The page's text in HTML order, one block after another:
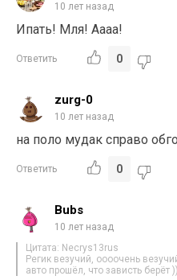
10 лет назад
Ипать! Мля! Аааа!
Ответить 0
zurg-0
10 лет назад
на поло мудак справо
Ответить 0
Bubs
10 лет назад
Цитата: Necrys13rus
Регик везучий, оооочень
авто прошёл, что зависть берёт